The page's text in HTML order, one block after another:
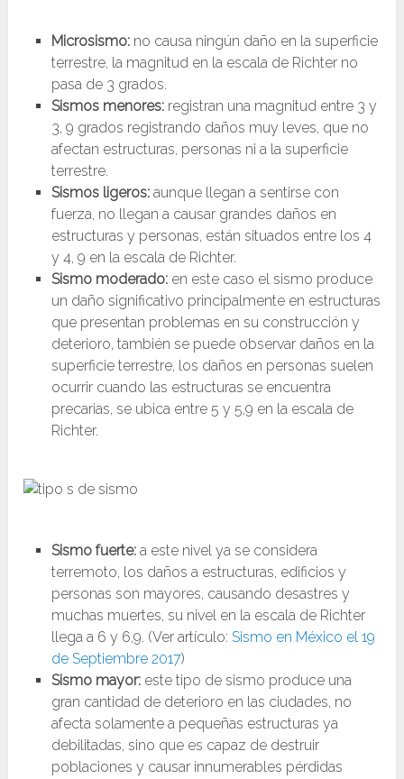
Microsismo:no causa ningún daño en la superficie
terrestre, la magnitud en la escala de Richter no
pasa de 3 grados.
Sismos menores:registran una magnitud entre 3 y
3, 9 grados registrando daños muy leves, que no
afectan estructuras, personas ni a la superficie
terrestre.
Sismos ligeros:aunque llegan a sentirse con
fuerza, no llegan a causar grandes daños en
estructuras y personas, están situados entre los 4
y 4, 9 en la escala de Richter.
Sismo moderado:en este caso el sismo produce
un daño significativo principalmente en estructuras
que presentan problemas en su construcción y
deterioro, también se puede observar daños en la
superficie terrestre, los daños en personas suelen
ocurrir cuando las estructuras se encuentra
precarias, se ubica entre 5 y 5,9 en la escala de
Richter.
Sismo fuerte:a este nivel ya se considera
terremoto, los daños a estructuras, edificios y
personas son mayores, causando desastres y
muchas muertes, su nivel en la escala de Richter
llega a 6 y 6,9. (Ver artículo: Sismo en México el 19
de Septiembre 2017)
Sismo mayor:este tipo de sismo produce una
gran cantidad de deterioro en las ciudades, no
afecta solamente a pequeñas estructuras ya
debilitadas, sino que es capaz de destruir
poblaciones y causar innumerables pérdidas